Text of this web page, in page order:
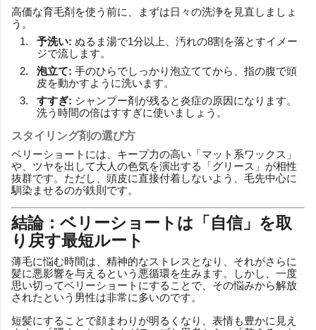
高価な育毛剤を使う前に、まずは日々の洗浄を見直しましょ
う。
予洗い: ぬるま湯で1分以上、汚れの8割を落とすイメー
ジで流します。
泡立て: 手のひらでしっかり泡立ててから、指の腹で頭
皮を動かすように洗います。
すすぎ: シャンプー剤が残ると炎症の原因になります。
洗う時間の倍はすすぎに使いましょう。
スタイリング剤の選び方
ベリーショートには、キープ力の高い「マット系ワックス」
や、ツヤを出して大人の色気を演出する「グリース」が相性
抜群です。ただし、頭皮に直接付着しないよう、毛先中心に
馴染ませるのが鉄則です。
結論：ベリーショートは「自信」を取
り戻す最短ルート
薄毛に悩む時間は、精神的なストレスとなり、それがさらに
髪に悪影響を与えるという悪循環を生みます。しかし、一度
思い切ってベリーショートにすることで、その悩みから解放
されたという男性は非常に多いのです。
短髪にすることで顔まわりが明るくなり、表情も豊かに見え